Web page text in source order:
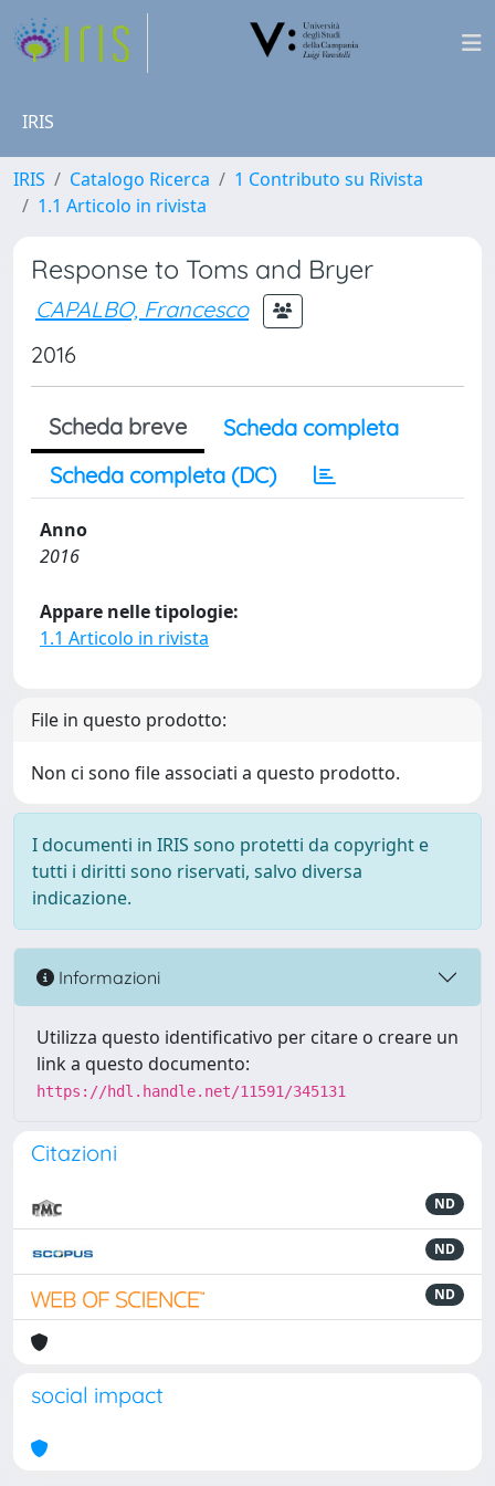
IRIS
IRIS Catalogo Ricerca
1 Contributo su Rivista
1.1 Articolo in rivista
Response to Toms and Bryer
CAPALBO, Francesco
2016
Scheda breve
Scheda completa
Scheda completa (DC)
Anno
2016
Appare nelle tipologie:
1.1 Articolo in rivista
File in questo prodotto:
Non ci sono file associati a questo prodotto.
I documenti in IRIS sono protetti da copyright e
tutti i diritti sono riservati, salvo diversa
indicazione.
Informazioni
Utilizza questo identificativo per citare o creare un
link a questo documento:
https://hdl.handle.net/11591/345131
Citazioni
ND
ND
ND
social impact